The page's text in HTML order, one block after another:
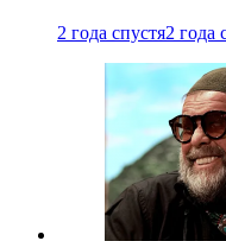
2 года спустя2 года